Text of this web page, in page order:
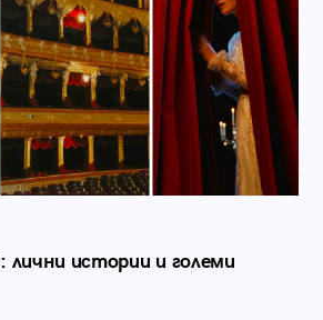
лични истории и големи